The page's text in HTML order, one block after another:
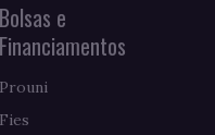
Bolsas e
Financiamentos
Prouni
Fies